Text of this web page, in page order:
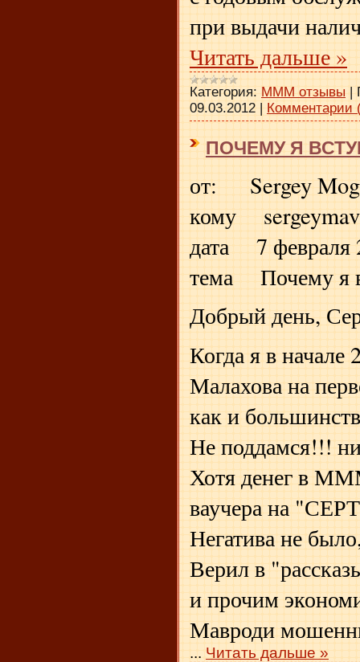
при выдачи
Читать дальше »
Категория: МММ отзывы |
09.03.2012 | Комментарии
ПОЧЕМУ Я
от: Sergey
кому
дата 7 февраля
тема Почему я
Добрый день,
Когда я в начале
Малахова на
как и
Не поддамся!!!
Хотя денег в
ваучера на
Негатива не
Верил в
и прочим
Мавроди
... Читать дальше »